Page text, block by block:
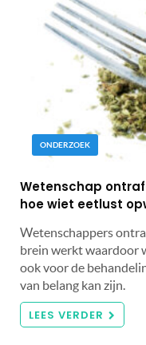
ONDERZOEK
Wetenschap
hoe wiet eetlust
Wetenschappers
brein werkt waardoor
ook voor de
van belang kan zijn.
LEES VERDER